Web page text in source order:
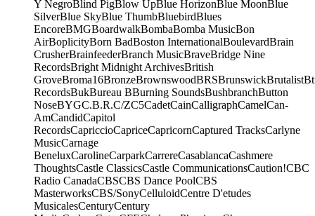
Y NegroBlind PigBlow UpBlue HorizonBlue MoonBlue
SilverBlue SkyBlue ThumbBluebirdBlues
EncoreBMGBoardwalkBombaBomba MusicBon
AirBoplicityBorn BadBoston InternationalBoulevardBrain
CrusherBrainfeederBranch MusicBraveBridge Nine
RecordsBright Midnight ArchivesBritish
GroveBroma16BronzeBrownswoodBRSBrunswickBrutalist
RecordsBukBureau BBurning SoundsBushbranchButton
NoseBYGC.B.R.C/ZC5CadetCainCalligraphCamelCan-
AmCandidCapitol
RecordsCapriccioCapriceCapricornCaptured TracksCarlyne
MusicCarnage
BeneluxCarolineCarparkCarrereCasablancaCashmere
ThoughtsCastle ClassicsCastle CommunicationsCaution!CBC
Radio CanadaCBSCBS Dance PoolCBS
MasterworksCBS/SonyCelluloidCentre D'etudes
MusicalesCenturyCentury